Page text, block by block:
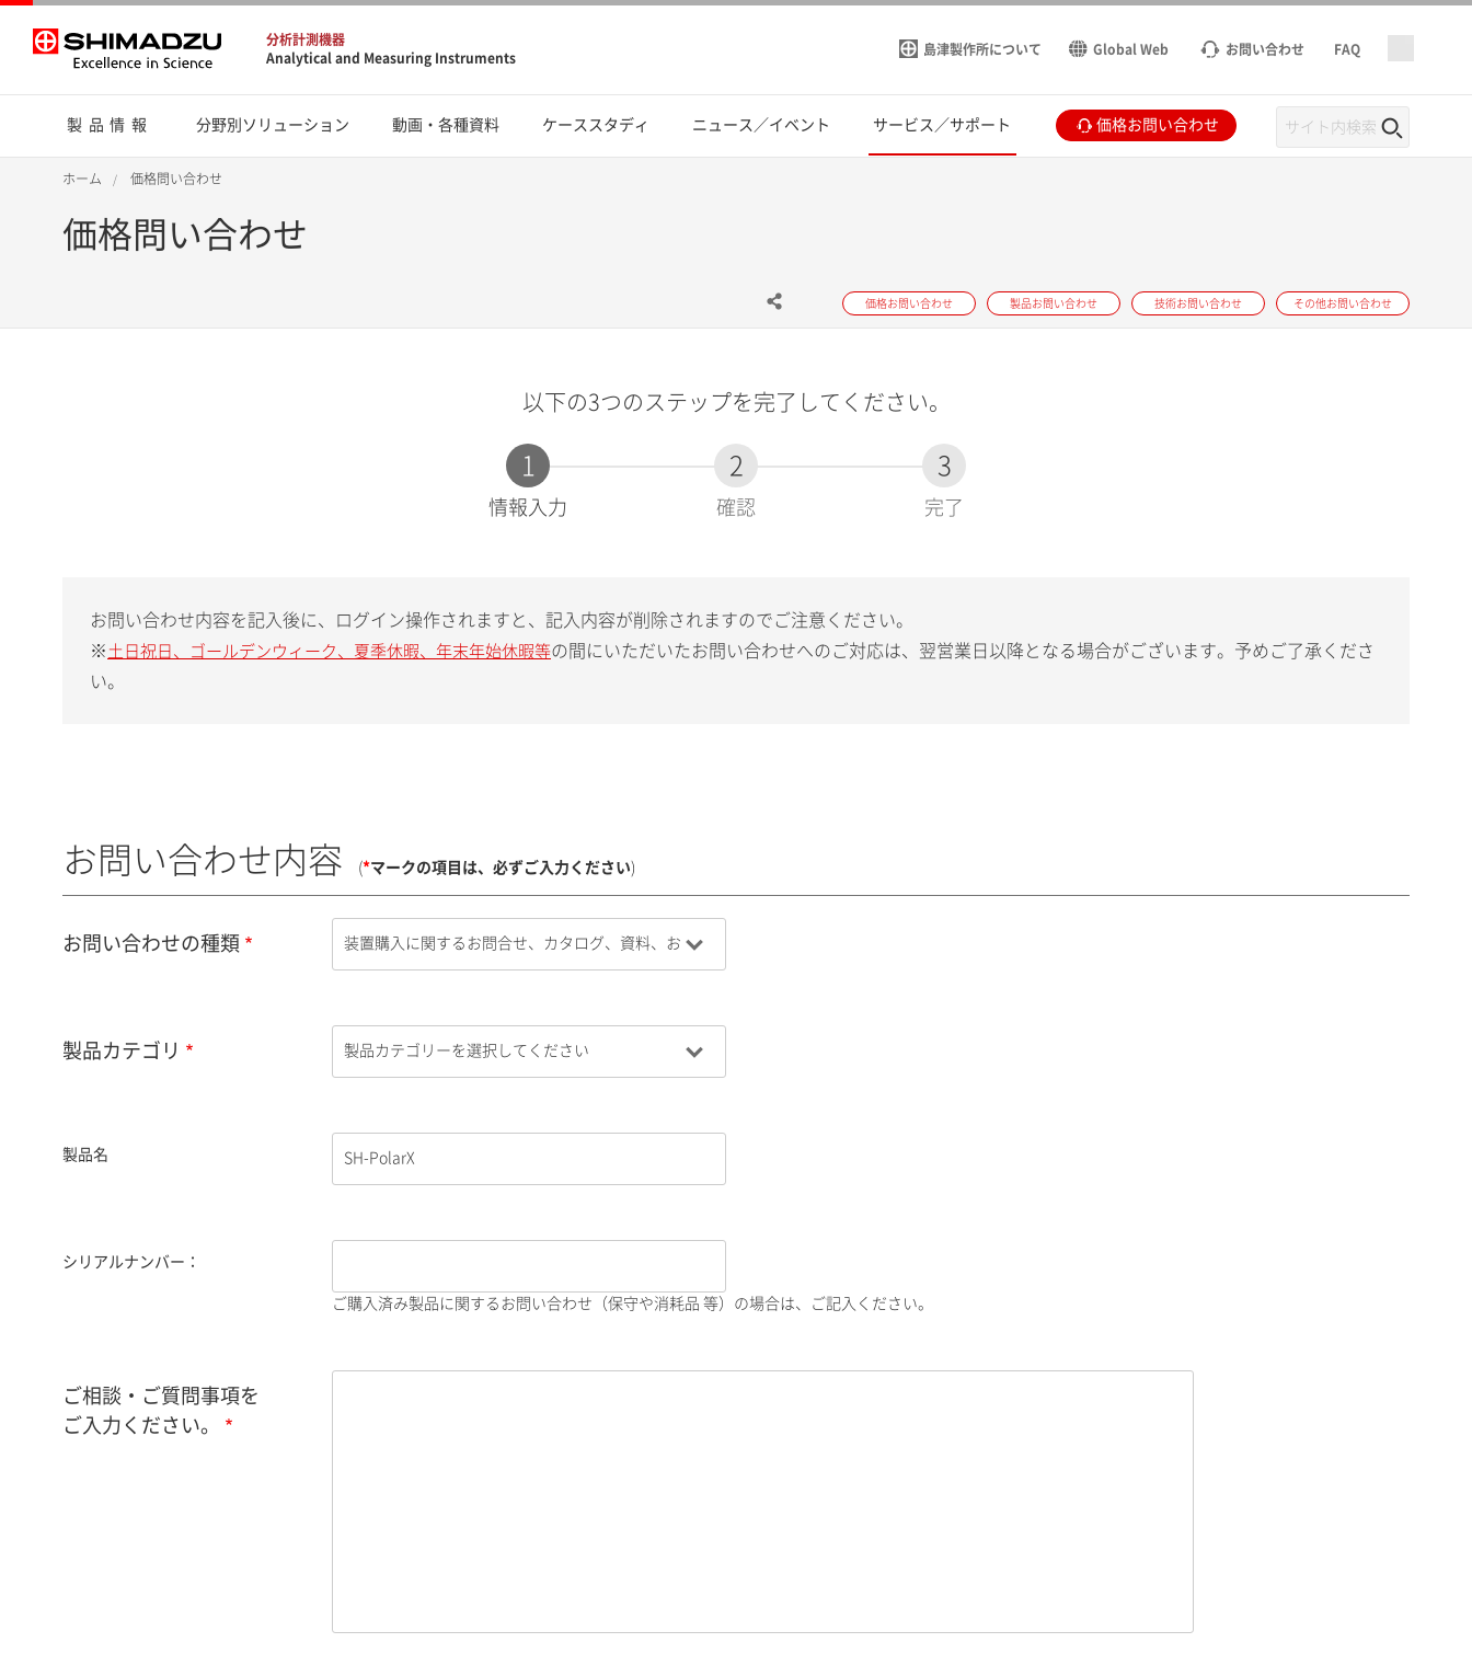
分析計測機器
Analytical and Measuring Instruments
島津製作所について Global Web お問い合わせ FAQ
製品情報 分野別ソリューション 動画・各種資料 ケーススタディ ニュース／イベント サービス／サポート 価格お問い合わせ
ホーム 価格問い合わせ
価格問い合わせ
価格お問い合わせ 製品お問い合わせ 技術お問い合わせ その他お問い合わせ
以下の3つのステップを完了してください。
1
現
情報入力
2
確認
3
完了
お問い合わせ内容を記入後に、ログイン操作されますと、記入内容が削除されますのでご注意ください。
※ 土日祝日、ゴールデンウィーク、夏季休暇、年末年始休暇等の間にいただいたお問い合わせへのご対応は、翌営業日以降となる場合がございます。予めご了承くださ
い。
お問い合わせ内容 (*マークの項目は、必ずご入力ください)
お問い合わせの種類
製品カテゴリ
製品名
シリアルナンバー：
ご購入済み製品に関するお問い合わせ（保守や消耗品 等）の場合は、ご記入ください。
ご相談・ご質問事項を
ご入力ください。